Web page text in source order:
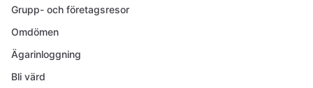
Grupp- och företagsresor
Omdömen
Ägarinloggning
Bli värd